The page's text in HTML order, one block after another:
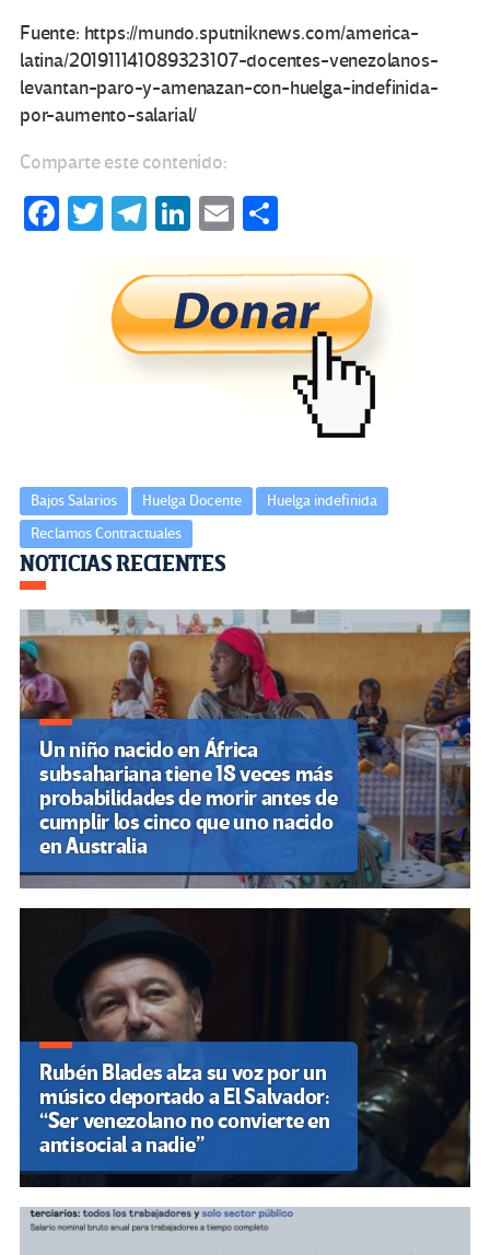
Fuente: https://mundo.sputniknews.com/america-
latina/201911141089323107-docentes-venezolanos-
levantan-paro-y-amenazan-con-huelga-indefinida-
por-aumento-salarial/
Comparte este contenido:
Fa T
tt
er
Te
gr
a
m
Li
ke
dI
n
E
ail m
p
ar
tir
Bajos Salarios Huelga Docente
Huelga indefinida
Reclamos Contractuales
Navegación
de
entradas
NOTICIAS RECIENTES
Un niño nacido en África
subsahariana tiene 18 veces más
probabilidades de morir antes de
cumplir los cinco que uno nacido
en Australia
Rubén Blades alza su voz por un
músico deportado a El Salvador:
“Ser venezolano no convierte en
antisocial a nadie”